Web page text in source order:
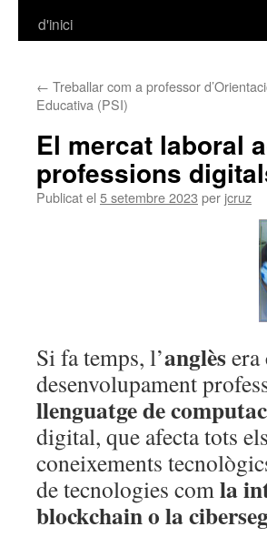
d'inici
← Treballar com a professor
Educativa (PSI)
El mercat laboral
professions
Publicat el 5 setembre 2023 per jcruz
Si fa temps, l’anglèsera
desenvolupament
llenguatge de
digital, que afecta tots
coneixements
de tecnologies comla
blockchain o la